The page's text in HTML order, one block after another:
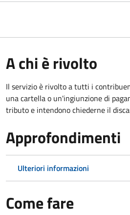
A chi è rivolto
Il servizio è rivolto a tutti i
una cartella o un'ingiunzione di
tributo e intendono chiederne il
Approfondimenti
Ulteriori informazioni
Come fare